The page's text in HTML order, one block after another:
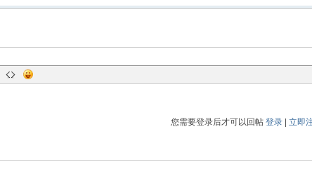
您需要登录后才可以回帖登录 |立即